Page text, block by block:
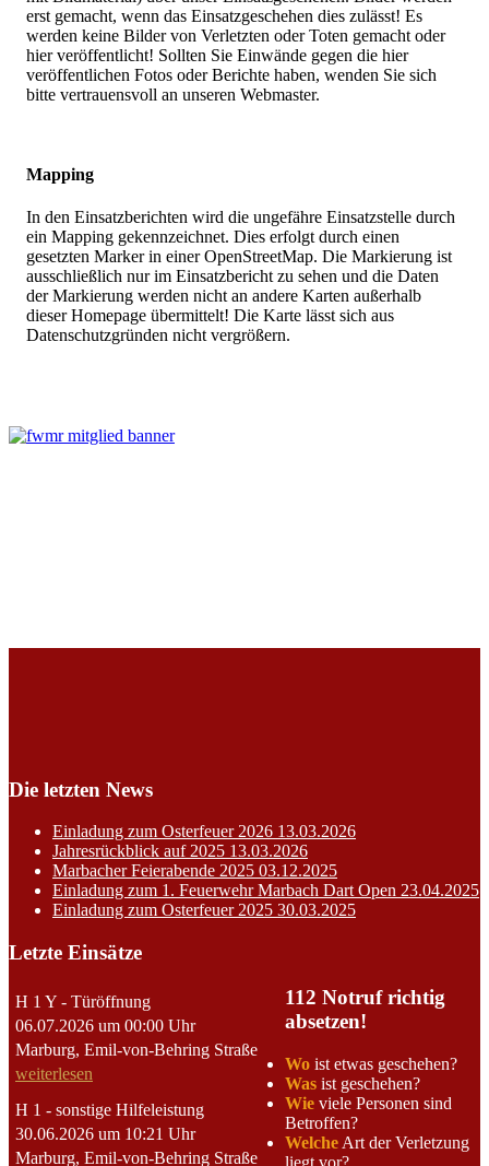
erst gemacht, wenn das Einsatzgeschehen dies zulässt! Es
werden keine Bilder von Verletzten oder Toten gemacht oder
hier veröffentlicht! Sollten Sie Einwände gegen die hier
veröffentlichen Fotos oder Berichte haben, wenden Sie sich
bitte vertrauensvoll an unseren Webmaster.
Mapping
In den Einsatzberichten wird die ungefähre Einsatzstelle durch
ein Mapping gekennzeichnet. Dies erfolgt durch einen
gesetzten Marker in einer OpenStreetMap. Die Markierung ist
ausschließlich nur im Einsatzbericht zu sehen und die Daten
der Markierung werden nicht an andere Karten außerhalb
dieser Homepage übermittelt! Die Karte lässt sich aus
Datenschutzgründen nicht vergrößern.
Die letzten News
Einladung zum Osterfeuer 2026 13.03.2026
Jahresrückblick auf 2025 13.03.2026
Marbacher Feierabende 2025 03.12.2025
Einladung zum 1. Feuerwehr Marbach Dart Open 23.04.2025
Einladung zum Osterfeuer 2025 30.03.2025
Letzte Einsätze
H 1 Y - Türöffnung
06.07.2026 um 00:00 Uhr
Marburg, Emil-von-Behring Straße
weiterlesen
H 1 - sonstige Hilfeleistung
30.06.2026 um 10:21 Uhr
Marburg, Emil-von-Behring Straße
112 Notruf richtig
absetzen!
Wo ist etwas geschehen?
Was ist geschehen?
Wie viele Personen sind
Betroffen?
Welche Art der Verletzung
liegt vor?